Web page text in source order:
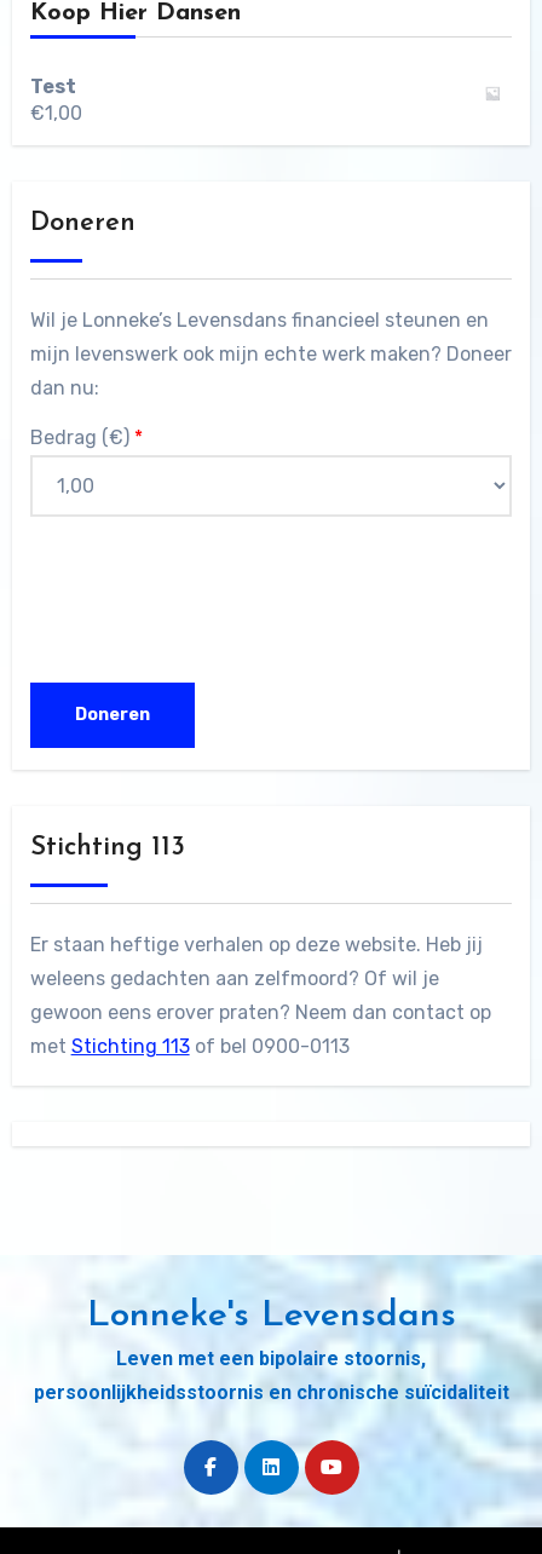
Koop Hier Dansen
Test
€1,00
Doneren
Wil je Lonneke’s Levensdans financieel steunen en
mijn levenswerk ook mijn echte werk maken? Doneer
dan nu:
Bedrag (€) *
Stichting 113
Er staan heftige verhalen op deze website. Heb jij
weleens gedachten aan zelfmoord? Of wil je
gewoon eens erover praten? Neem dan contact op
met Stichting 113of bel 0900-0113
Lonneke's Levensdans
Leven met een bipolaire stoornis,
persoonlijkheidsstoornis en chronische suïcidaliteit